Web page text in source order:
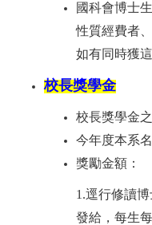
國科會博士
性質經費者
如有同時獲
校長獎學金
校長獎學金之
今年度本系
獎勵金額：
1.逕行修讀
發給，每生